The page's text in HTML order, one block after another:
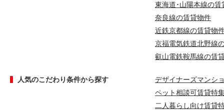
東海道･山陽本線の賃
奈良線の賃貸物件
近鉄京都線の賃貸物
京福電気鉄道北野線
叡山電鉄鞍馬線の賃
人気のこだわり条件から探す
デザイナーズマンシ
ペット相談可賃貸特
二人暮らし向け賃貸